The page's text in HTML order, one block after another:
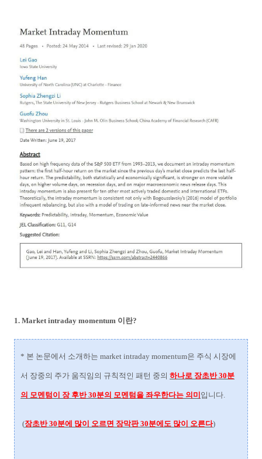
1. Market intraday momentum 이란?
* 본 논문에서 소개하는 market intraday momentum은 주식 시장에
서 장중의 주가 움직임의 규칙적인 패턴 중의 하나로 장초반 30분
의 모멘텀이 장 후반 30분의 모멘텀을 좌우한다는 의미입니다.
(장초반 30분에 많이 오르면 장막판 30분에도 많이 오른다)